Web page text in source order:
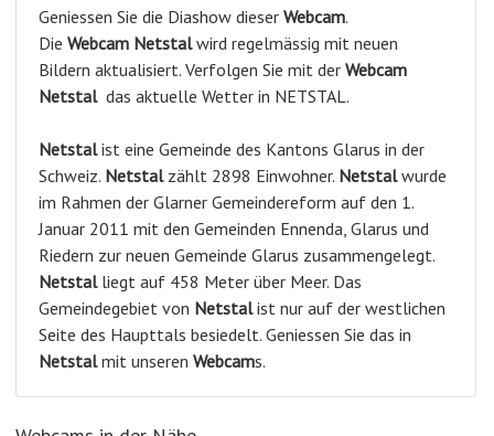
Geniessen Sie die Diashow dieser Webcam.
Die Webcam Netstalwird regelmässig mit neuen
Bildern aktualisiert. Verfolgen Sie mit der Webcam
Netstal das aktuelle Wetter in NETSTAL.
Netstalist eine Gemeinde des Kantons Glarus in der
Schweiz. Netstalzählt 2898 Einwohner. Netstalwurde
im Rahmen der Glarner Gemeindereform auf den 1.
Januar 2011 mit den Gemeinden Ennenda, Glarus und
Riedern zur neuen Gemeinde Glarus zusammengelegt.
Netstalliegt auf 458 Meter über Meer. Das
Gemeindegebiet von Netstalist nur auf der westlichen
Seite des Haupttals besiedelt. Geniessen Sie das in
Netstalmit unseren Webcams.